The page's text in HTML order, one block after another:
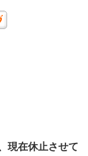
現在休止させて